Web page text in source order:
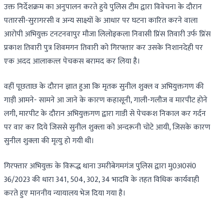
उक्त निर्देशक्रम का अनुपालन करते हुये पुलिस टीम द्वारा विवेचना के दौरान
पतारसी-सुरागरसी व अन्य साक्ष्यों के आधार पर घटना कारित करने वाला
आरोपी अभियुक्त टनटनवापुर मौजा लिलोइकला निवासी प्रिंस तिवारी उर्फ प्रिंस
प्रकाश तिवारी पुत्र शिवमगन तिवारी को गिरफ्तार कर उसके निशानदेही पर
एक अदद आलाकत्ल पेचकस बरामद कर लिया है।
वहीं पूछताछ के दौरान ज्ञात हुआ कि मृतक सुनील शुक्ल व अभियुक्तगण की
गाड़ी आमने- सामने आ जाने के कारण कहासूनी, गाली-गलौज व मारपीट होने
लगी, मारपीट के दौरान अभियुक्तगण द्वारा गाडी से पेचकश निकाल कर गर्दन
पर वार कर दिये जिससे सुनील शुक्ला को अन्दरूनी चोटे आयी, जिसके कारण
सुनील शुक्ला की मृत्यु हो गयी थी।
गिरफ्तार अभियुक्त के विरूद्ध थाना उमरीबेगमगंज पुलिस द्वारा मु0अ0सं0
36/2023 की धारा 341, 504, 302, 34 भादवि के तहत विधिक कार्यवाही
करते हुए माननीय न्यायालय भेज दिया गया है।